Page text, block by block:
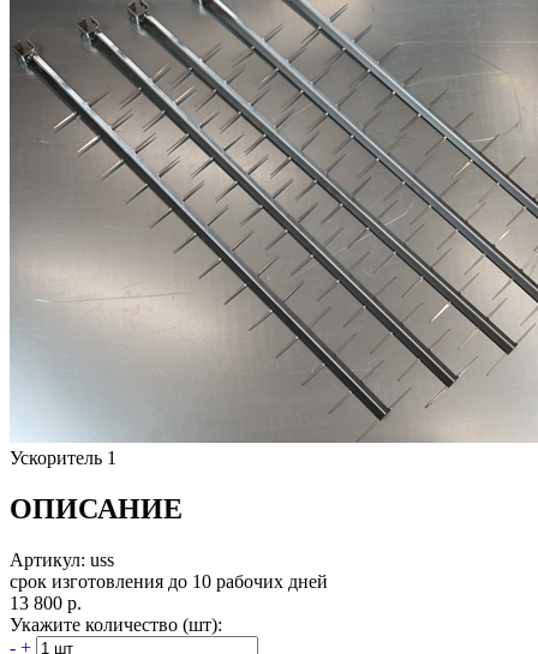
Ускоритель 1
ОПИСАНИЕ
Артикул: uss
срок изготовления до 10 рабочих дней
13 800 р.
Укажите количество (шт):
- +